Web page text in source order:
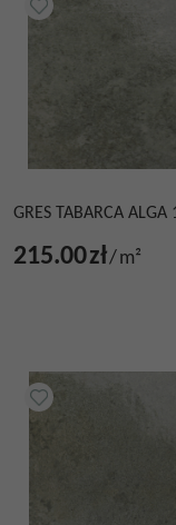
GRES TABARCA ALGA
215.00zł/m²